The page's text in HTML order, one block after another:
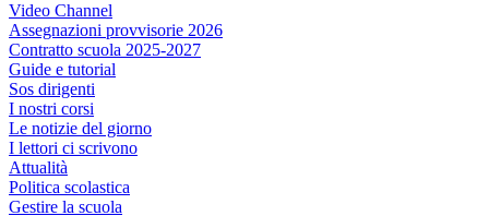
Video Channel
Assegnazioni provvisorie 2026
Contratto scuola 2025-2027
Guide e tutorial
Sos dirigenti
I nostri corsi
Le notizie del giorno
I lettori ci scrivono
Attualità
Politica scolastica
Gestire la scuola